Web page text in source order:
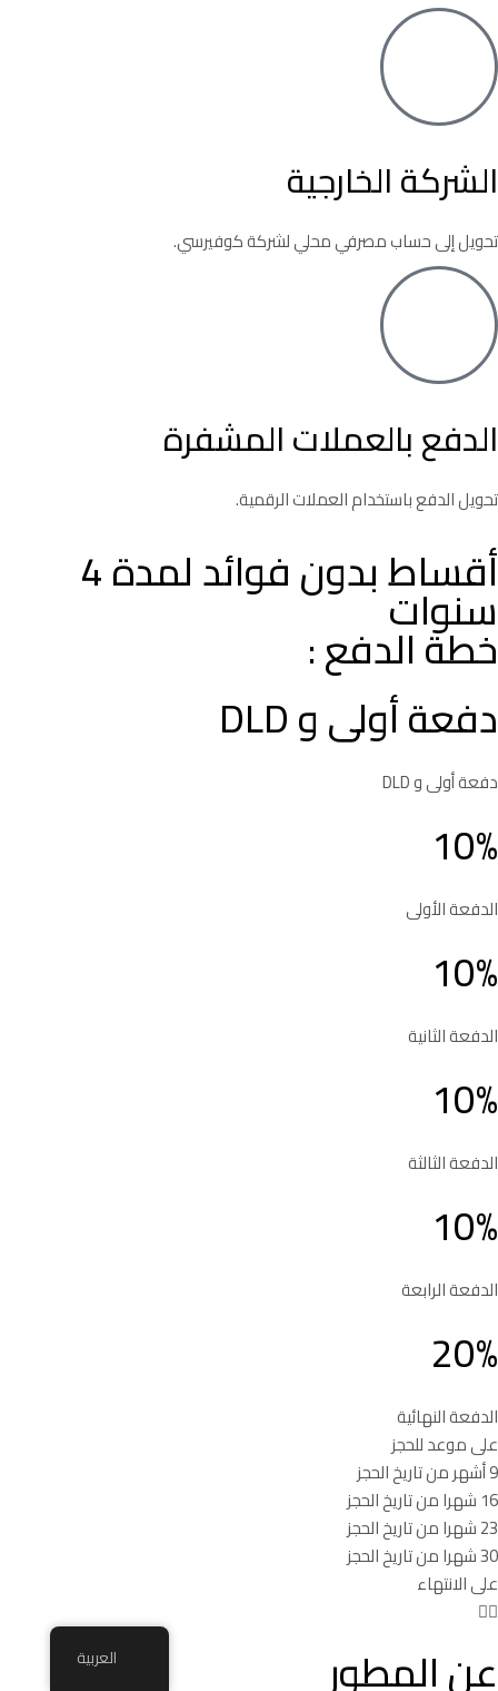
الشركة الخارجية
تحويل إلى حساب مصرفي محلي لشركة كوفيرسي.
الدفع بالعملات المشفرة
تحويل الدفع باستخدام العملات الرقمية.
أقساط بدون فوائد لمدة 4
سنوات
خطة الدفع :
دفعة أولى و DLD
دفعة أولى و DLD
10%
الدفعة الأولى
10%
الدفعة الثانية
10%
الدفعة الثالثة
10%
الدفعة الرابعة
20%
الدفعة النهائية
على موعد للحجز
9 أشهر من تاريخ الحجز
16 شهرا من تاريخ الحجز
23 شهرا من تاريخ الحجز
30 شهرا من تاريخ الحجز
على الانتهاء
عن المطور العربية